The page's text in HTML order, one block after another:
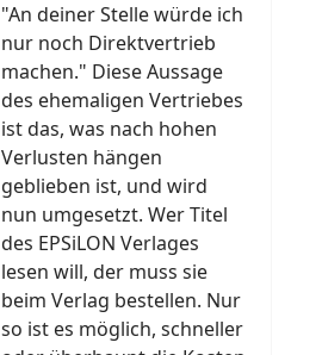
"An deiner Stelle würde ich
nur noch Direktvertrieb
machen." Diese Aussage
des ehemaligen Vertriebes
ist das, was nach hohen
Verlusten hängen
geblieben ist, und wird
nun umgesetzt. Wer Titel
des EPSiLON Verlages
lesen will, der muss sie
beim Verlag bestellen. Nur
so ist es möglich, schneller